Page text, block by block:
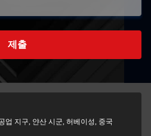
제출
업 지구, 얀산 시군, 허베이성, 중국